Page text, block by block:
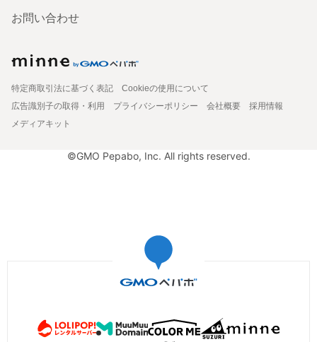
お問い合わせ
特定商取引法に基づく表記
Cookieの使用について
広告識別子の取得・利用
プライバシーポリシー 会社概要
採用情報
メディアキット
©GMO Pepabo, Inc. All rights reserved.